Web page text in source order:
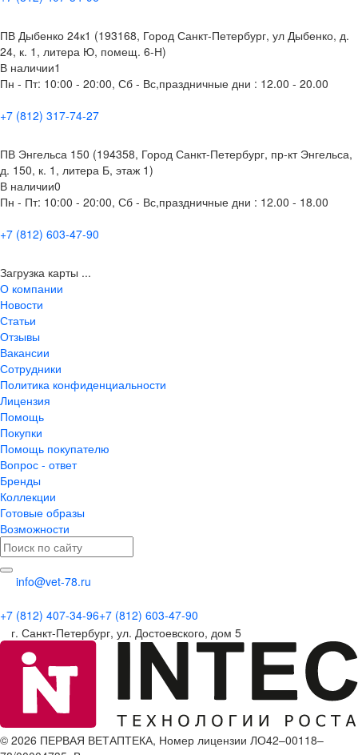
ПВ Дыбенко 24к1 (193168, Город Санкт-Петербург, ул Дыбенко, д.
24, к. 1, литера Ю, помещ. 6-Н)
В наличии1
Пн - Пт: 10:00 - 20:00, Сб - Вс,праздничные дни : 12.00 - 20.00
+7 (812) 317-74-27
ПВ Энгельса 150 (194358, Город Санкт-Петербург, пр-кт Энгельса,
д. 150, к. 1, литера Б, этаж 1)
В наличии0
Пн - Пт: 10:00 - 20:00, Сб - Вс,праздничные дни : 12.00 - 18.00
+7 (812) 603-47-90
Загрузка карты ...
О компании
Новости
Статьи
Отзывы
Вакансии
Сотрудники
Политика конфиденциальности
Лицензия
Помощь
Покупки
Помощь покупателю
Вопрос - ответ
Бренды
Коллекции
Готовые образы
Возможности
info@vet-78.ru
+7 (812) 407-34-96+7 (812) 603-47-90
г. Санкт-Петербург, ул. Достоевского, дом 5
© 2026 ПЕРВАЯ ВЕТАПТЕКА, Номер лицензии ЛО42–00118–